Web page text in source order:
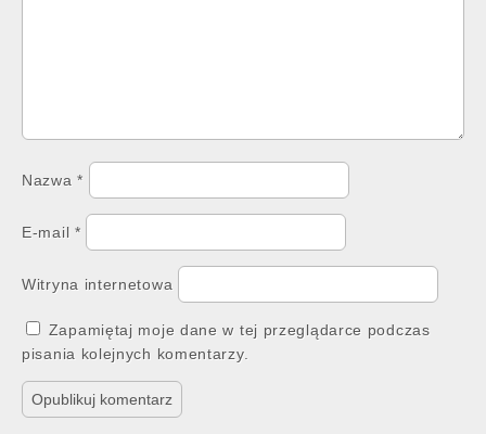
Nazwa*
E-mail *
Witryna internetowa
Zapamiętaj moje dane w tej przeglądarce podczas
pisania kolejnych komentarzy.